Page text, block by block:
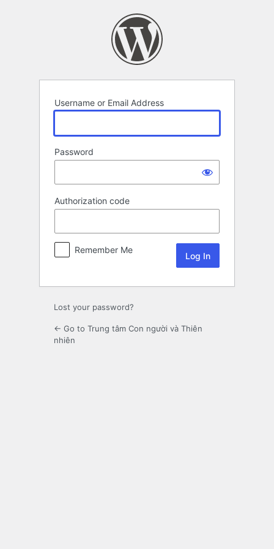
Username or Email Address
Password
Authorization code
Remember Me
Lost your password?
← Go to Trung tâm Con người và Thiên
nhiên